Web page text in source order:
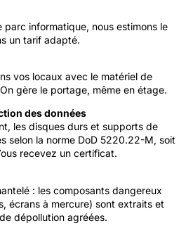
informatique, nous estimons le
un tarif adapté.
vos locaux avec le matériel de
gère le portage, même en étage.
des données
les disques durs et supports de
selon la norme DoD 5220.22-M, soit
recevez un certificat.
: les composants dangereux
écrans à mercure) sont extraits et
dépollution agréées.